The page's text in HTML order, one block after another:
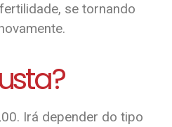
se tornando
Irá depender do tipo